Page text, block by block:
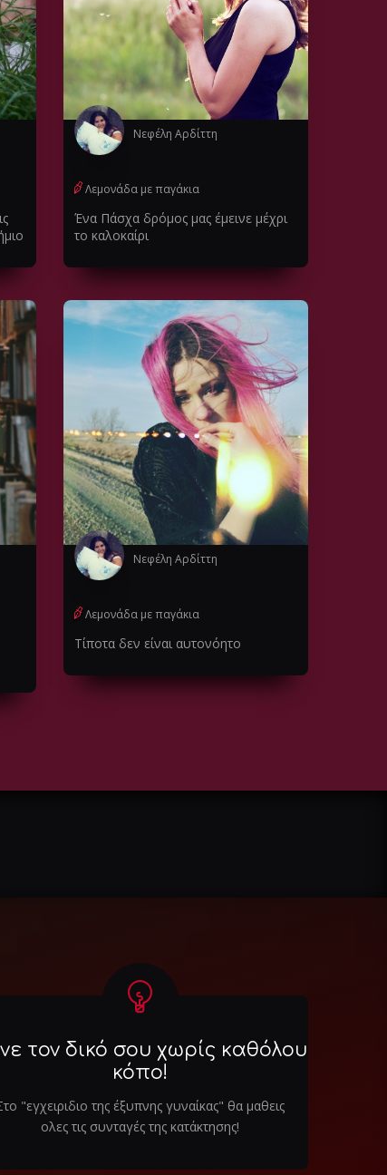
Νεφέλη Αρδίττη
Λεμονάδα με παγάκια
Ένα Πάσχα δρόμος μας έμεινε μέχρι
το καλοκαίρι
Νεφέλη Αρδίττη
Λεμονάδα με παγάκια
Τίποτα δεν είναι αυτονόητο
τον δικό σου χωρίς καθόλου
κόπο!
"εγχειριδιο της έξυπνης γυναίκας" θα μαθεις
ολες τις συνταγές της κατάκτησης!